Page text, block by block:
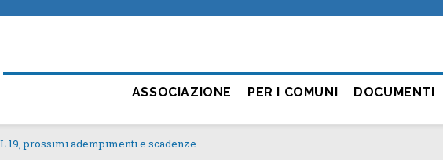
ASSOCIAZIONE PER I COMUNI DOCUMENTI
19, prossimi adempimenti e scadenze